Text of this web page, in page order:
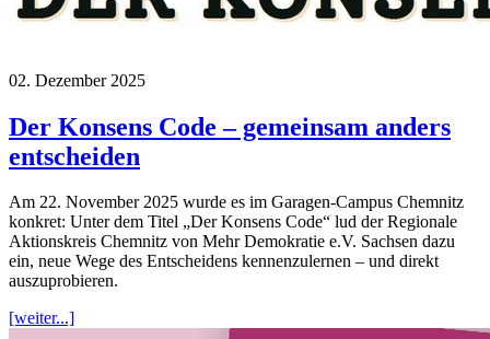
02. Dezember 2025
Der Konsens Code – gemeinsam anders
entscheiden
Am 22. November 2025 wurde es im Garagen-Campus Chemnitz
konkret: Unter dem Titel „Der Konsens Code“ lud der Regionale
Aktionskreis Chemnitz von Mehr Demokratie e.V. Sachsen dazu
ein, neue Wege des Entscheidens kennenzulernen – und direkt
auszuprobieren.
[weiter...]